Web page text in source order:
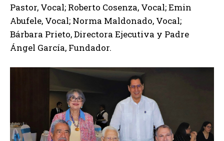
Pastor, Vocal; Roberto Cosenza, Vocal; Emin
Abufele, Vocal; Norma Maldonado, Vocal;
Bárbara Prieto, Directora Ejecutiva y Padre
Ángel García, Fundador.